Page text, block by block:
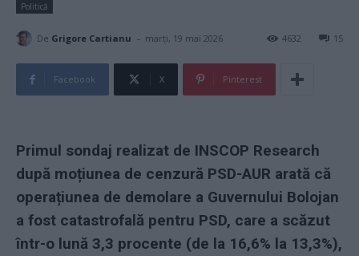
Politică
De Grigore Cartianu - marți, 19 mai 2026 15
4632
Facebook X Pinterest
Primul sondaj realizat de INSCOP Research
după moțiunea de cenzură PSD-AUR arată că
operațiunea de demolare a Guvernului Bolojan
a fost catastrofală pentru PSD, care a scăzut
într-o lună 3,3 procente (de la 16,6% la 13,3%),